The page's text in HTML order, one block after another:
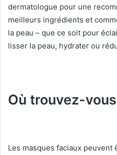
dermatologue pour une
meilleurs ingrédients et
la peau – que ce soit pour
lisser la peau, hydrater ou
Où trouvez-
Les masques faciaux peuvent